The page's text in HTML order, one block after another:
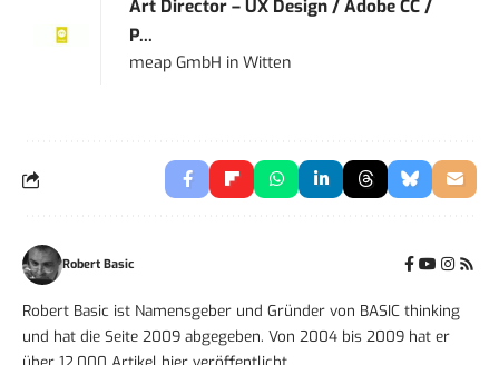
Art Director – UX Design / Adobe CC /
P...
meap GmbH inWitten
Robert Basic
Robert Basic ist Namensgeber und Gründer von BASIC thinking
und hat die Seite 2009 abgegeben. Von 2004 bis 2009 hat er